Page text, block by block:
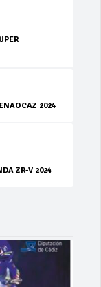
2024
ZR-V 2024